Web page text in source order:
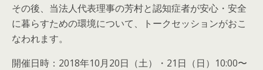
その後、当法人代表理事の芳村と認知症者が安心・安全
に暮らすための環境について、トークセッションがおこ
なわれます。
開催日時：2018年10月20日（土）・21日（日）10:00〜